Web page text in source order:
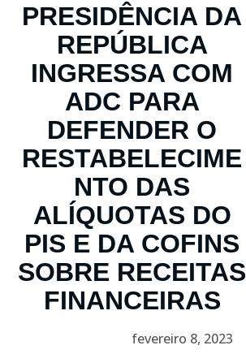
PRESIDÊNCIA DA
REPÚBLICA
INGRESSA COM
ADC PARA
DEFENDER O
RESTABELECIME
NTO DAS
ALÍQUOTAS DO
PIS E DA COFINS
SOBRE RECEITAS
FINANCEIRAS
fevereiro 8, 2023